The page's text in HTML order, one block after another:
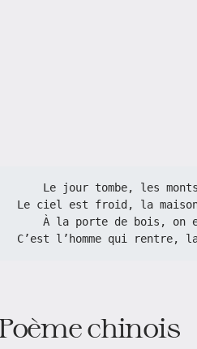
Le jour tombe, les
Le ciel est froid, la maison
À la porte de bois,
C’est l’homme qui
chinois